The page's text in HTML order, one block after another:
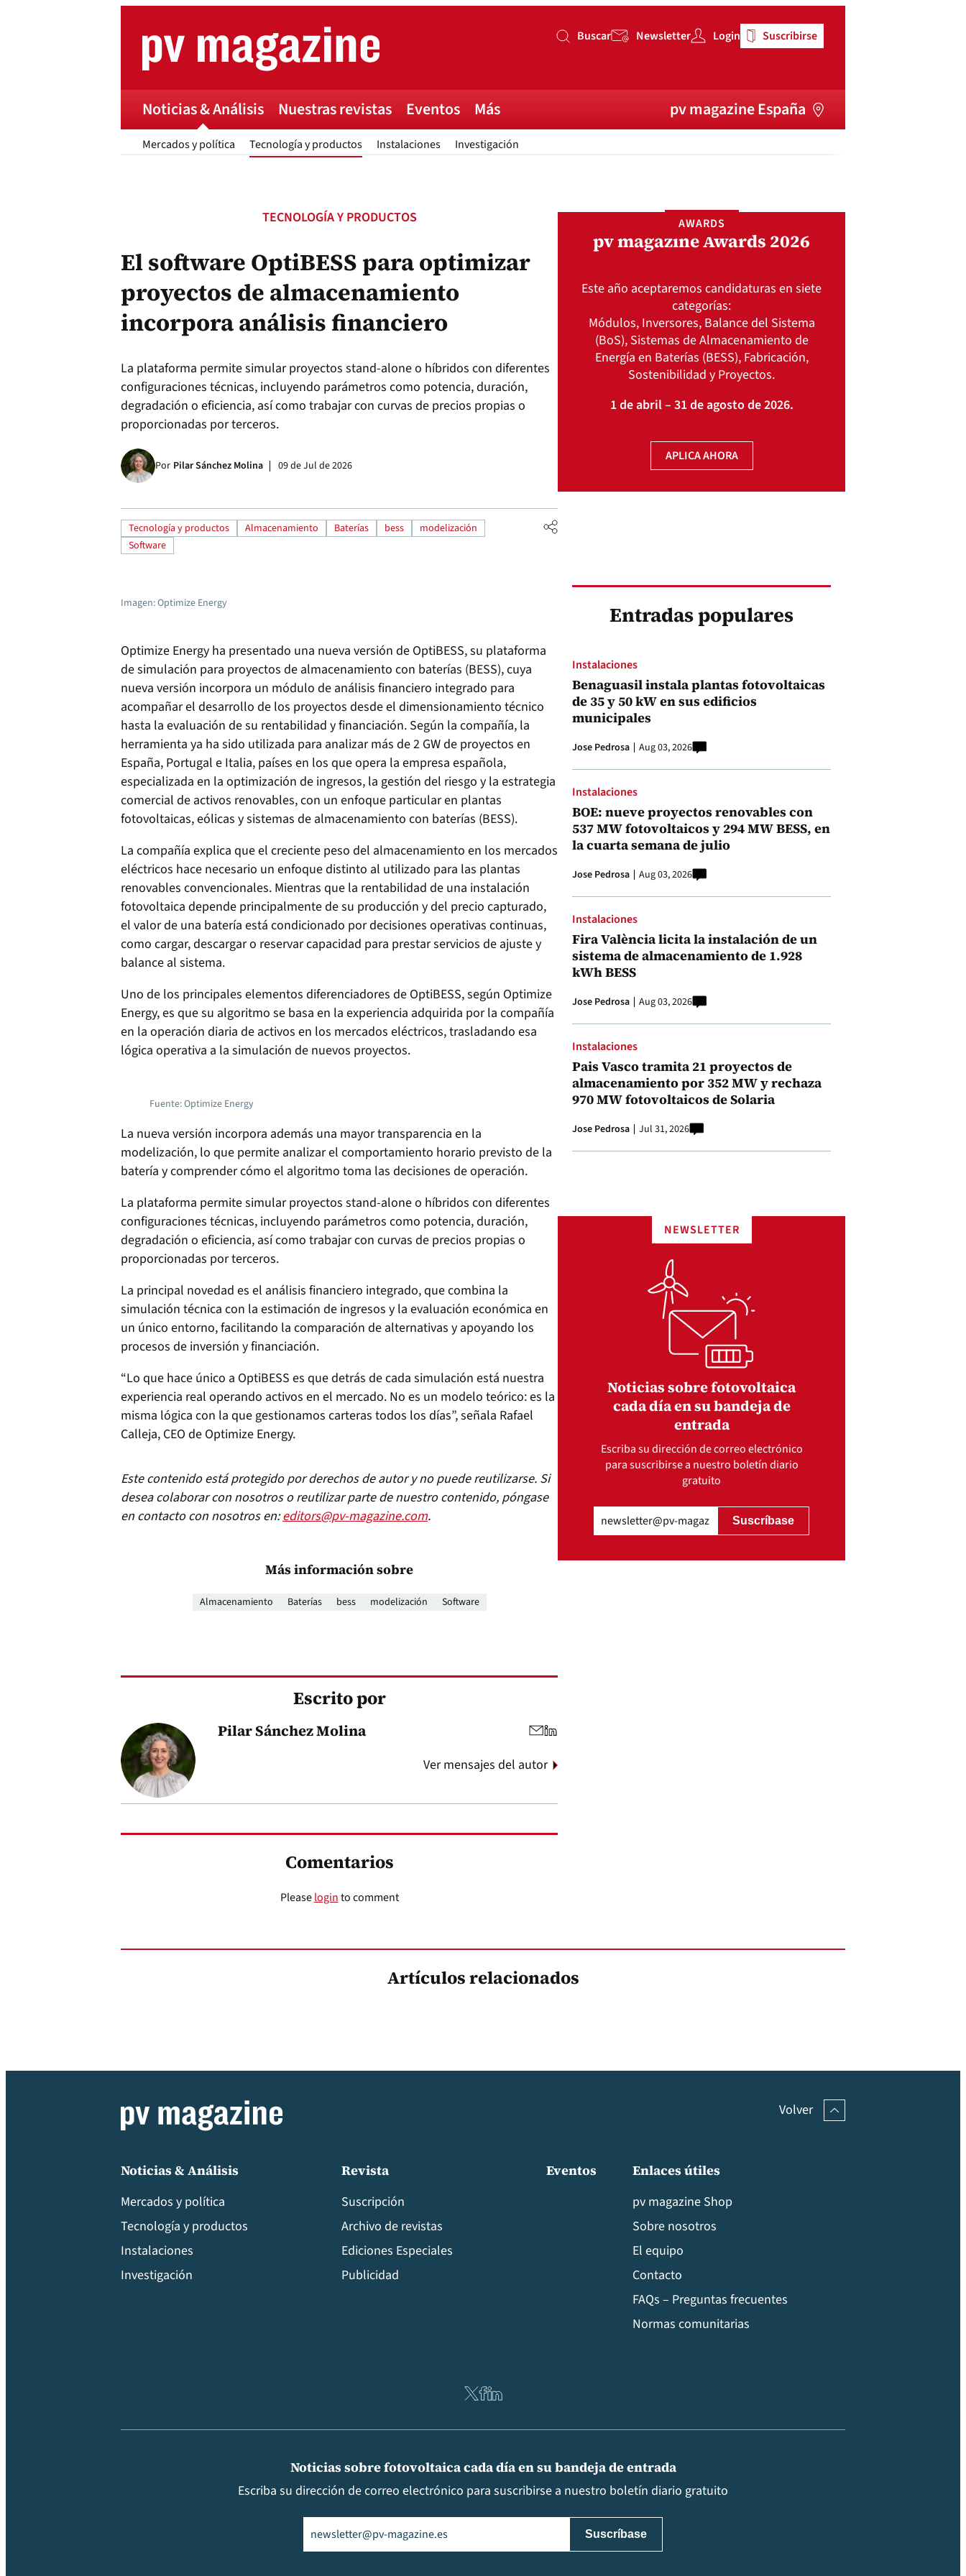
Buscar
Buscar Newsletter Login Suscribirse
Noticias & Análisis
Mercados y política Tecnología y productos Instalaciones Investigación
Nuestras revistas Eventos Más pv magazine España
TECNOLOGÍA Y PRODUCTOS
El software OptiBESS para optimizar
proyectos de almacenamiento
incorpora análisis financiero
La plataforma permite simular proyectos stand-alone o híbridos con diferentes
configuraciones técnicas, incluyendo parámetros como potencia, duración,
degradación o eficiencia, así como trabajar con curvas de precios propias o
proporcionadas por terceros.
Por Pilar Sánchez Molina 09 de Jul de 2026
Tecnología y productos Almacenamiento Baterías bess
modelización
Software
Imagen: Optimize Energy
Optimize Energy ha presentado una nueva versión de OptiBESS, su plataforma
de simulación para proyectos de almacenamiento con baterías (BESS), cuya
nueva versión incorpora un módulo de análisis financiero integrado para
acompañar el desarrollo de los proyectos desde el dimensionamiento técnico
hasta la evaluación de su rentabilidad y financiación. Según la compañía, la
herramienta ya ha sido utilizada para analizar más de 2 GW de proyectos en
España, Portugal e Italia, países en los que opera la empresa española,
especializada en la optimización de ingresos, la gestión del riesgo y la estrategia
comercial de activos renovables, con un enfoque particular en plantas
fotovoltaicas, eólicas y sistemas de almacenamiento con baterías (BESS).
La compañía explica que el creciente peso del almacenamiento en los mercados
eléctricos hace necesario un enfoque distinto al utilizado para las plantas
renovables convencionales. Mientras que la rentabilidad de una instalación
fotovoltaica depende principalmente de su producción y del precio capturado,
el valor de una batería está condicionado por decisiones operativas continuas,
como cargar, descargar o reservar capacidad para prestar servicios de ajuste y
balance al sistema.
Uno de los principales elementos diferenciadores de OptiBESS, según Optimize
Energy, es que su algoritmo se basa en la experiencia adquirida por la compañía
en la operación diaria de activos en los mercados eléctricos, trasladando esa
lógica operativa a la simulación de nuevos proyectos.
Fuente: Optimize Energy
La nueva versión incorpora además una mayor transparencia en la
modelización, lo que permite analizar el comportamiento horario previsto de la
batería y comprender cómo el algoritmo toma las decisiones de operación.
La plataforma permite simular proyectos stand-alone o híbridos con diferentes
configuraciones técnicas, incluyendo parámetros como potencia, duración,
degradación o eficiencia, así como trabajar con curvas de precios propias o
proporcionadas por terceros.
La principal novedad es el análisis financiero integrado, que combina la
simulación técnica con la estimación de ingresos y la evaluación económica en
un único entorno, facilitando la comparación de alternativas y apoyando los
procesos de inversión y financiación.
“Lo que hace único a OptiBESS es que detrás de cada simulación está nuestra
experiencia real operando activos en el mercado. No es un modelo teórico: es la
misma lógica con la que gestionamos carteras todos los días”, señala Rafael
Calleja, CEO de Optimize Energy.
Este contenido está protegido por derechos de autor y no puede reutilizarse. Si
desea colaborar con nosotros o reutilizar parte de nuestro contenido, póngase
en contacto con nosotros en:editors@pv-magazine.com.
Más información sobre
Almacenamiento Baterías bess modelización Software
Escrito por
Pilar Sánchez Molina
Ver mensajes del autor
Comentarios
Pleaseloginto comment
AWARDS
pv magazine Awards 2026
Este año aceptaremos candidaturas en siete
categorías:
Módulos, Inversores, Balance del Sistema
(BoS), Sistemas de Almacenamiento de
Energía en Baterías (BESS), Fabricación,
Sostenibilidad y Proyectos.
1 de abril – 31 de agosto de 2026.
APLICA AHORA
Entradas populares
Instalaciones
Benaguasil instala plantas fotovoltaicas
de 35 y 50 kW en sus edificios
municipales
Jose Pedrosa Aug 03, 2026
Instalaciones
BOE: nueve proyectos renovables con
537 MW fotovoltaicos y 294 MW BESS, en
la cuarta semana de julio
Jose Pedrosa Aug 03, 2026
Instalaciones
Fira València licita la instalación de un
sistema de almacenamiento de 1.928
kWh BESS
Jose Pedrosa Aug 03, 2026
Instalaciones
Pais Vasco tramita 21 proyectos de
almacenamiento por 352 MW y rechaza
970 MW fotovoltaicos de Solaria
Jose Pedrosa Jul 31, 2026
NEWSLETTER
Noticias sobre fotovoltaica
cada día en su bandeja de
entrada
Escriba su dirección de correo electrónico
para suscribirse a nuestro boletín diario
gratuito
(Obligatorio)
Artículos relacionados
Volver
Noticias & Análisis
Mercados y política
Tecnología y productos
Instalaciones
Investigación
Revista
Suscripción
Archivo de revistas
Ediciones Especiales
Publicidad
Eventos
Enlaces útiles
pv magazine Shop
Sobre nosotros
El equipo
Contacto
FAQs – Preguntas frecuentes
Normas comunitarias
Noticias sobre fotovoltaica cada día en su bandeja de entrada
Escriba su dirección de correo electrónico para suscribirse a nuestro boletín diario gratuito
(Obligatorio)